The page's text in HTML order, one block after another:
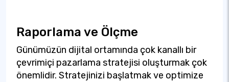
Raporlama ve Ölçme
Günümüzün dijital ortamında çok kanallı bir
çevrimiçi pazarlama stratejisi oluşturmak çok
önemlidir. Stratejinizi başlatmak ve optimize